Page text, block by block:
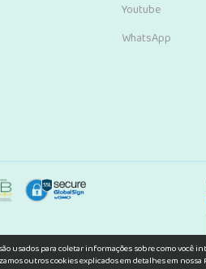
Youtube
WhatsApp
usados para coletar informações sobre como você
outros cookies explicados em detalhes em nossa